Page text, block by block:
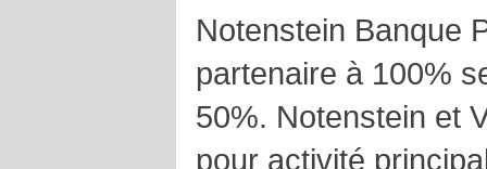
Notenstein Banque
partenaire à 100%
50%. Notenstein et
pour activité